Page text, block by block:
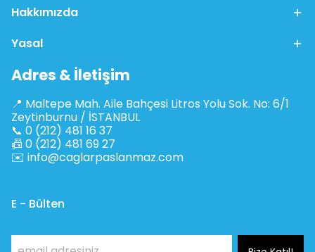
Hakkımızda
Yasal
Adres & İletişim
📍 Maltepe Mah. Aile Bahçesi Litros Yolu Sok. No: 6/1
Zeytinburnu / İSTANBUL
📞 0 (212) 481 16 37
📠 0 (212) 481 69 27
✉️ info@caglarpaslanmaz.com
E - Bülten